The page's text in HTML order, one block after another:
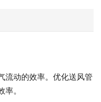
流动的效率。优化送风管
。